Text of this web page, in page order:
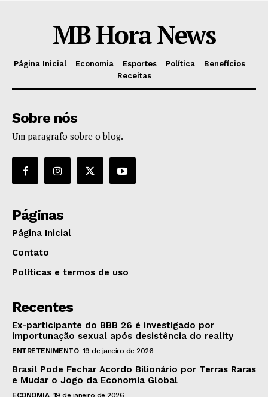
MB Hora News
Página Inicial Economia Esportes Política
Benefícios
Receitas
Sobre nós
Um paragrafo sobre o blog.
Páginas
Página Inicial
Contato
Políticas e termos de uso
Recentes
Ex-participante do BBB 26 é investigado por
importunação sexual após desistência do reality
ENTRETENIMENTO 19 de janeiro de 2026
Brasil Pode Fechar Acordo Bilionário por Terras Raras
e Mudar o Jogo da Economia Global